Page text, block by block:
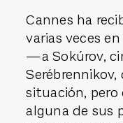
Cannes ha
varias veces
—a Sokúrov,
situación, pero
alguna de sus